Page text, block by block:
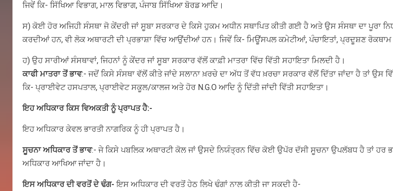
ਜਿਵੇਂ ਕਿ- ਸਿੱਖਿਆ ਵਿਭਾਗ, ਮਾਲ ਵਿਭਾਗ, ਪੰਜਾਬ ਸਿੱਖਿਆ ਬੋਰਡ ਆਦਿ।
ਸ) ਕੋਈ ਹੋਰ ਅਜਿਹੀ ਸੰਸਥਾ ਜੋ ਕੇਂਦਰੀ ਜਾਂ ਸੂਬਾ ਸਰਕਾਰ ਦੇ ਕਿਸੇ ਹੁਕਮ ਅਧੀਨ ਸਥਾਪਿਤ ਕੀਤੀ ਗਈ ਹੈ ਅਤੇ ਉਸ ਸੰਸਥਾ ਦਾ ਪੂਰਾ
ਕਰਦੀਆਂ ਹਨ, ਵੀ ਲੋਕ ਅਥਾਰਟੀ ਦੀ ਪ੍ਰਭਾਸ਼ਾ ਵਿੱਚ ਆਉਂਦੀਆਂ ਹਨ। ਜਿਵੇਂ ਕਿ- ਮਿਊਂਸਪਲ ਕਮੇਟੀਆਂ, ਪੰਚਾਇਤਾਂ, ਪ੍ਰਦੂਸ਼ਣ
ਹ) ਉਹ ਸਾਰੀਆਂ ਸੰਸਥਾਵਾਂ, ਜਿਹਨਾਂ ਨੂੰ ਕੇਂਦਰ ਜਾਂ ਸੂਬਾ ਸਰਕਾਰ ਵੱਲੋਂ ਕਾਫ਼ੀ ਮਾਤਰਾ ਵਿੱਚ ਵਿੱਤੀ ਸਹਾਇਤਾ ਮਿਲਦੀ ਹੈ।
ਕਾਫੀ ਮਾਤਰਾ ਤੋਂ ਭਾਵ:- ਜਦੋਂ ਕਿਸੇ ਸੰਸਥਾ ਵੱਲੋਂ ਕੀਤੇ ਜਾਂਦੇ ਸਲਾਨਾ ਖ਼ਰਚੇ ਦਾ ਅੱਧ ਤੋਂ ਵੱਧ ਖ਼ਰਚਾ ਸਰਕਾਰ ਵੱਲੋਂ ਦਿੱਤਾ ਜਾਂਦਾ ਹੈ ਤਾਂ ਉਸ
ਕਿ- ਪ੍ਰਾਈਵੇਟ ਹਸਪਤਾਲ, ਪ੍ਰਾਈਵੇਟ ਸਕੂਲ/ਕਾਲਜ ਅਤੇ ਹੋਰ N.G.O ਆਦਿ ਨੂੰ ਦਿੱਤੀ ਜਾਂਦੀ ਵਿੱਤੀ ਸਹਾਇਤਾ।
ਇਹ ਅਧਿਕਾਰ ਕਿਸ ਵਿਅਕਤੀ ਨੂੰ ਪ੍ਰਾਪਤ ਹੈ:-
ਇਹ ਅਧਿਕਾਰ ਕੇਵਲ ਭਾਰਤੀ ਨਾਗਰਿਕ ਨੂੰ ਹੀ ਪ੍ਰਾਪਤ ਹੈ।
ਸੂਚਨਾ ਅਧਿਕਾਰ ਤੋਂ ਭਾਵ:- ਜੇ ਕਿਸੇ ਪਬਲਿਕ ਅਥਾਰਟੀ ਕੋਲ ਜਾਂ ਉਸਦੇ ਨਿਯੰਤ੍ਰਨ ਵਿੱਚ ਕੋਈ ਉਪੱਰ ਦੱਸੀ ਸੂਚਨਾ ਉਪਲੱਬਧ ਹੈ ਤਾਂ ਹਰ
ਅਧਿਕਾਰ ਆਖਿਆ ਜਾਂਦਾ ਹੈ।
ਇਸ ਅਧਿਕਾਰ ਦੀ ਵਰਤੋਂ ਦੇ ਢੰਗ-ਇਸ ਅਧਿਕਾਰ ਦੀ ਵਰਤੋਂ ਹੇਠ ਲਿਖੇ ਢੰਗਾਂ ਨਾਲ ਕੀਤੀ ਜਾ ਸਕਦੀ ਹੈ-